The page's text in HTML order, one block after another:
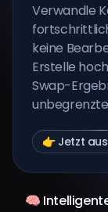
Verwandle
keine
Erstelle
Swap-
👉 Jetzt
🧠